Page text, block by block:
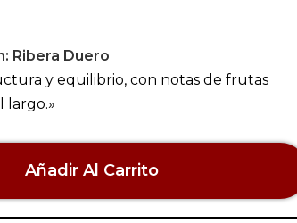
Ribera Duero
y equilibrio, con notas de frutas
largo.»
Añadir Al Carrito